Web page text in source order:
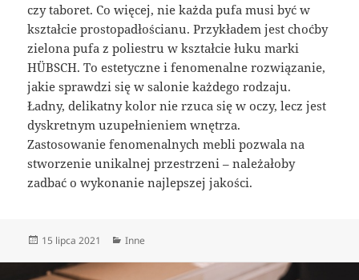
czy taboret. Co więcej, nie każda pufa musi być w
kształcie prostopadłościanu. Przykładem jest choćby
zielona pufa z poliestru w kształcie łuku marki
HÜBSCH. To estetyczne i fenomenalne rozwiązanie,
jakie sprawdzi się w salonie każdego rodzaju.
Ładny, delikatny kolor nie rzuca się w oczy, lecz jest
dyskretnym uzupełnieniem wnętrza.
Zastosowanie fenomenalnych mebli pozwala na
stworzenie unikalnej przestrzeni – należałoby
zadbać o wykonanie najlepszej jakości.
Data
15 lipca 2021 Kategorie
Inne